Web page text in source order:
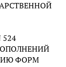
524
ФОРМ